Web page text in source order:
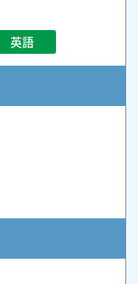
英語